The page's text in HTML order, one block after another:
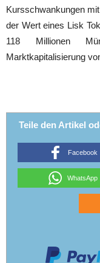
Kursschwankungen
der Wert eines Lisk
118 Millionen
Marktkapitalisierung
Teile den Artikel
Facebook
WhatsApp